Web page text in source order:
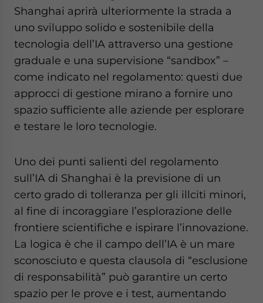
Shanghai aprirà ulteriormente la strada a
uno sviluppo solido e sostenibile della
tecnologia dell’IA attraverso una gestione
graduale e una supervisione “sandbox” –
come indicato nel regolamento: questi due
approcci di gestione mirano a fornire uno
spazio sufficiente alle aziende per esplorare
e testare le loro tecnologie.
Uno dei punti salienti del regolamento
sull’IA di Shanghai è la previsione di un
certo grado di tolleranza per gli illciti minori,
al fine di incoraggiare l’esplorazione delle
frontiere scientifiche e ispirare l’innovazione.
La logica è che il campo dell’IA è un mare
sconosciuto e questa clausola di “esclusione
di responsabilità” può garantire un certo
spazio per le prove e i test, aumentando